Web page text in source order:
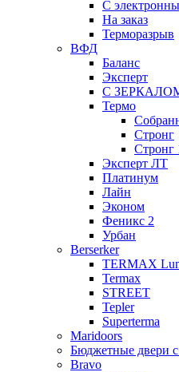
С
На заказ
Терморазрыв
ВФД
Баланс
Эксперт
С
Термо
Стронг
Стронг
Эксперт ЛТ
Платинум
Лайн
Эконом
Феникс 2
Урбан
Berserker
TERMAX
Termax
STREET
Tepler
Superterma
Maridoors
Бюджетные двери
Bravo